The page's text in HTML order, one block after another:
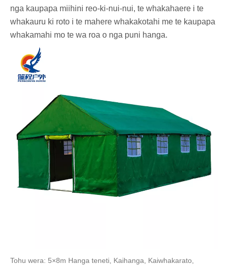
nga kaupapa miihini reo-ki-nui-nui, te whakahaere i te
whakauru ki roto i te mahere whakakotahi me te kaupapa
whakamahi mo te wa roa o nga puni hanga.
Tohu wera: 5×8m Hanga teneti, Kaihanga, Kaiwhakarato,